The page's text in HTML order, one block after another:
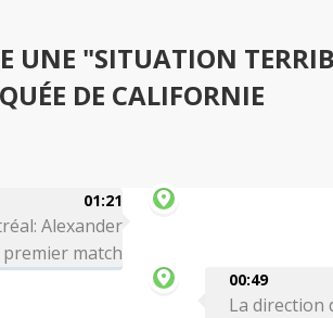
UNE "SITUATION
DE CALIFORNIE
01:21
Alexander
match
00:49
La direction